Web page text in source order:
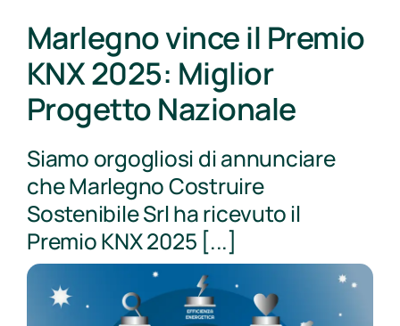
Marlegno vince il Premio
KNX 2025: Miglior
Progetto Nazionale
Siamo orgogliosi di annunciare
che Marlegno Costruire
Sostenibile Srl ha ricevuto il
Premio KNX 2025 [...]